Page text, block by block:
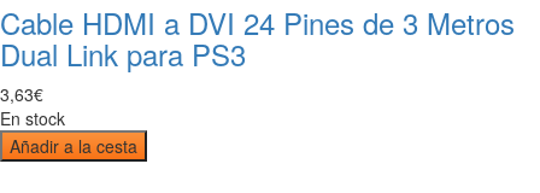
Cable HDMI a DVI 24 Pines de 3 Metros
Dual Link para PS3
3,63€
En stock
Añadir a la cesta